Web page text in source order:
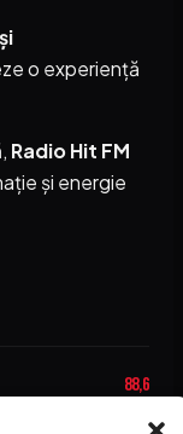
o experiență
Radio Hit FM
și energie
88,6
94,2